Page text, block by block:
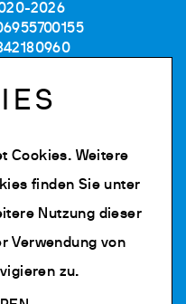
2026
MB-1129804
Cookies. Weitere
finden Sie unter
Nutzung dieser
Verwendung von
zu.